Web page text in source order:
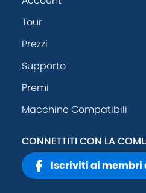
Tour
Prezzi
Supporto
Premi
Macchine Compatibili
CONNETTITI CON LA
Iscriviti ai membri